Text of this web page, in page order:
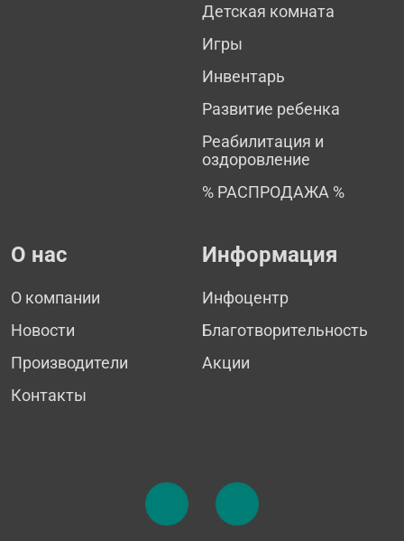
Детская комната
Игры
Инвентарь
Развитие ребенка
Реабилитация и
оздоровление
% РАСПРОДАЖА %
О нас
О компании
Новости
Производители
Контакты
Информация
Инфоцентр
Благотворительность
Акции